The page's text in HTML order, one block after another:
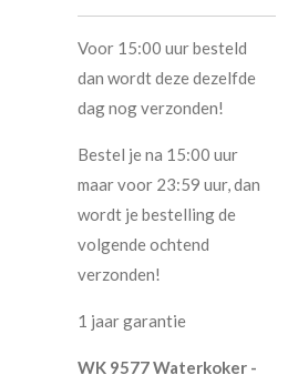
Voor 15:00 uur besteld
dan wordt deze dezelfde
dag nog verzonden!
Bestel je na 15:00 uur
maar voor 23:59 uur, dan
wordt je bestelling de
volgende ochtend
verzonden!
1 jaar garantie
WK 9577 Waterkoker -